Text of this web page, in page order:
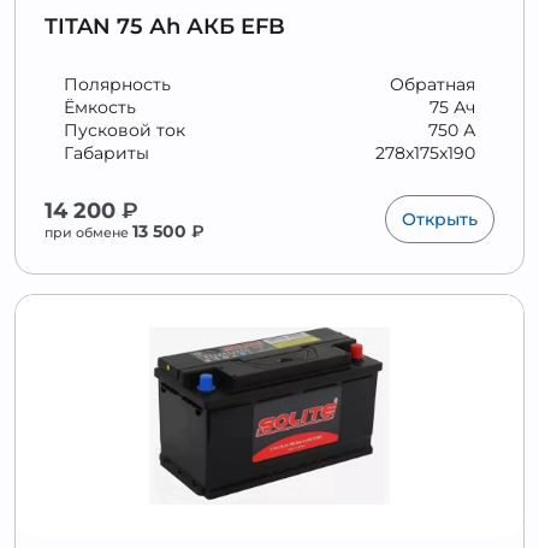
TITAN 75 Аh АКБ EFB
Обратная
Полярность
75 Ач
Ёмкость
750 А
Пусковой ток
278x175x190
Габариты
14 200 ₽
при обмене 13 500 ₽
Открыть